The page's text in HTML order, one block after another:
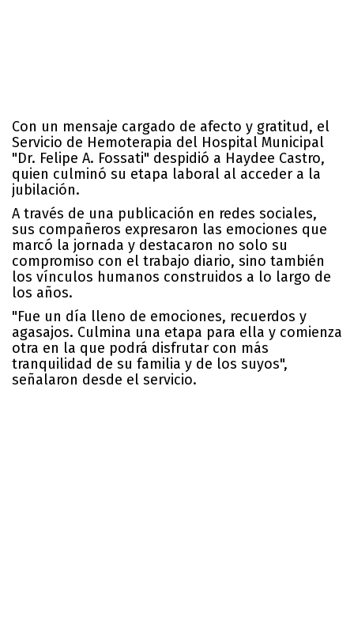
Con un mensaje cargado de afecto y gratitud, el
Servicio de Hemoterapia del Hospital Municipal
"Dr. Felipe A. Fossati" despidió a Haydee Castro,
quien culminó su etapa laboral al acceder a la
jubilación.
A través de una publicación en redes sociales,
sus compañeros expresaron las emociones que
marcó la jornada y destacaron no solo su
compromiso con el trabajo diario, sino también
los vínculos humanos construidos a lo largo de
los años.
"Fue un día lleno de emociones, recuerdos y
agasajos. Culmina una etapa para ella y comienza
otra en la que podrá disfrutar con más
tranquilidad de su familia y de los suyos",
señalaron desde el servicio.